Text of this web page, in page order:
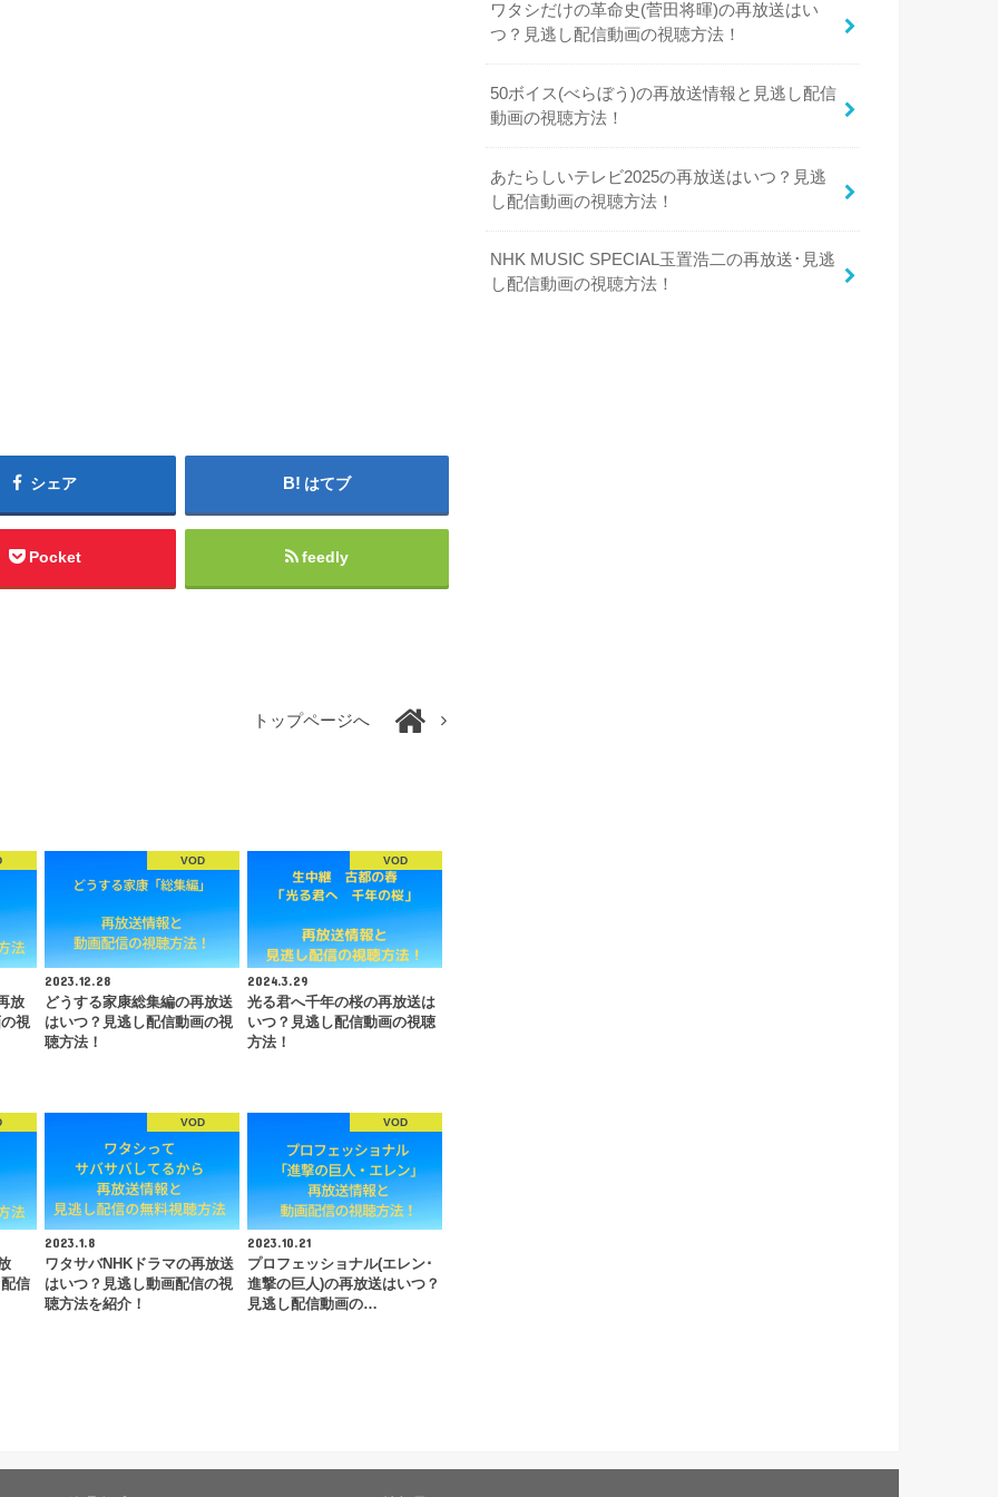
シェア はてブ
Pocket feedly
トップページへ
放
視
VOD
2023.12.28
どうする家康総集編の再放送
はいつ？見逃し配信動画の視
聴方法！
VOD
2024.3.29
光る君へ千年の桜の再放送は
いつ？見逃し配信動画の視聴
方法！
信
VOD
2023.1.8
ワタサバNHKドラマの再放送
はいつ？見逃し動画配信の視
聴方法を紹介！
VOD
2023.10.21
プロフェッショナル(エレン･
進撃の巨人)の再放送はいつ？
見逃し配信動画の…
ワタシだけの革命史(菅田将暉)の再放送はい
つ？見逃し配信動画の視聴方法！
50ボイス(べらぼう)の再放送情報と見逃し配信
動画の視聴方法！
あたらしいテレビ2025の再放送はいつ？見逃
し配信動画の視聴方法！
NHK MUSIC SPECIAL玉置浩二の再放送･見逃
し配信動画の視聴方法！